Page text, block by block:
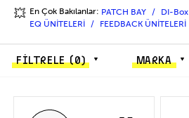
💥 En Çok Bakılanlar: PATCH BAY DI-Box
EQ ÜNİTELERİ
FEEDBACK ÜNİTELERİ
FİLTRELE(0) MARKA